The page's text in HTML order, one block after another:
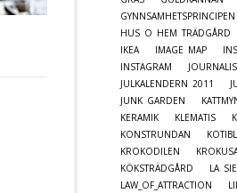
GYNNSAMHETSPRINCIPEN
HUS O HEM TRÄDGÅRD
IKEA
IMAGE MAP
INSTAGRAM
JULKALENDERN 2011
JUNK GARDEN
KERAMIK
KLEMATIS
KONSTRUNDAN
KROKODILEN
KÖKSTRÄDGÅRD
LA
LAW_OF_ATTRACTION